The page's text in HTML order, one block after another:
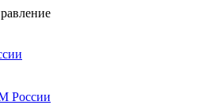
России